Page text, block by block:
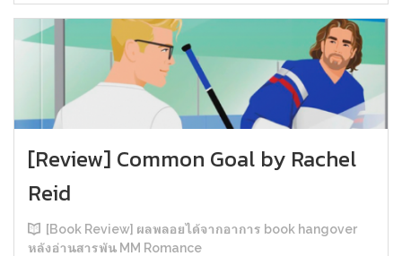
[Review] Common Goal by Rachel
Reid
[Book Review] ผลพลอยได้จากอาการ book hangover
หลังอ่านสารพัน MM Romance